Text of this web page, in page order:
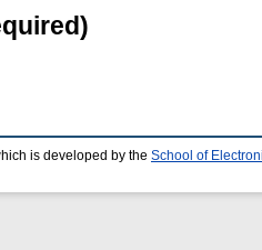
is developed by the School of